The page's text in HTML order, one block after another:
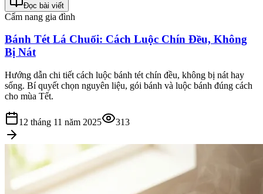
Đọc bài viết
Cẩm nang gia đình
Bánh Tét Lá Chuối: Cách Luộc Chín Đều, Không
Bị Nát
Hướng dẫn chi tiết cách luộc bánh tét chín đều, không bị nát hay
sống. Bí quyết chọn nguyên liệu, gói bánh và luộc bánh đúng cách
cho mùa Tết.
12 tháng 11 năm 2025 313